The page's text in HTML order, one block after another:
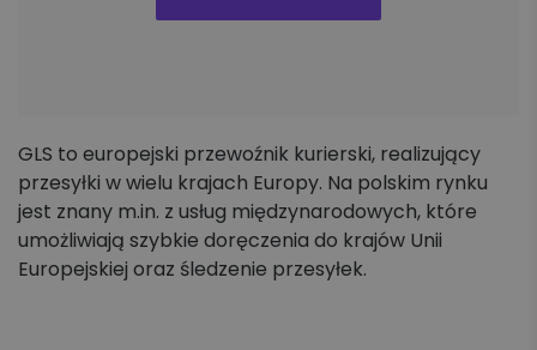
GLS to europejski przewoźnik kurierski, realizujący
przesyłki w wielu krajach Europy. Na polskim rynku
jest znany m.in. z usług międzynarodowych, które
umożliwiają szybkie doręczenia do krajów Unii
Europejskiej oraz śledzenie przesyłek.